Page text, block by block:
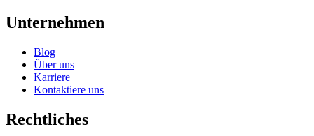
Unternehmen
Blog
Über uns
Karriere
Kontaktiere uns
Rechtliches